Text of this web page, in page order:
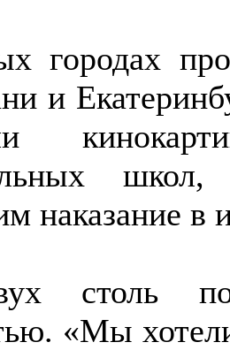
городах
и
наказание в
столь
«Мы